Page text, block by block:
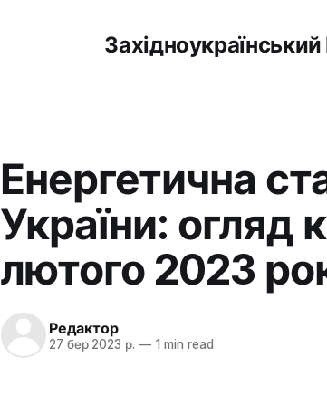
Енергетична
України: огляд
лютого 2023
Редактор
27 бер 2023 р. —1 min read